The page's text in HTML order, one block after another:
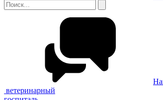
ветеринарный